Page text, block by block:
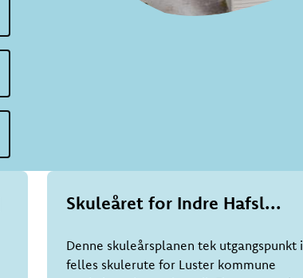
Skuleåret for Indre Hafsl...
Denne skuleårsplanen tek utgangspunkt i
felles skulerute for Luster kommune